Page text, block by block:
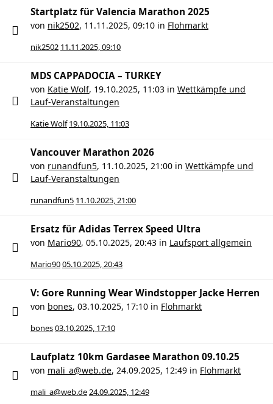
Startplatz für Valencia Marathon 2025
von nik2502, 11.11.2025, 09:10 in Flohmarkt
nik2502 11.11.2025, 09:10
MDS CAPPADOCIA – TURKEY
von Katie Wolf, 19.10.2025, 11:03 in Wettkämpfe und
Lauf-Veranstaltungen
Katie Wolf 19.10.2025, 11:03
Vancouver Marathon 2026
von runandfun5, 11.10.2025, 21:00 in Wettkämpfe und
Lauf-Veranstaltungen
runandfun5 11.10.2025, 21:00
Ersatz für Adidas Terrex Speed Ultra
von Mario90, 05.10.2025, 20:43 in Laufsport allgemein
Mario9005.10.2025, 20:43
V: Gore Running Wear Windstopper Jacke Herren
von bones, 03.10.2025, 17:10 in Flohmarkt
bones03.10.2025, 17:10
Laufplatz 10km Gardasee Marathon 09.10.25
von mali_a@web.de, 24.09.2025, 12:49 in Flohmarkt
mali_a@web.de24.09.2025, 12:49